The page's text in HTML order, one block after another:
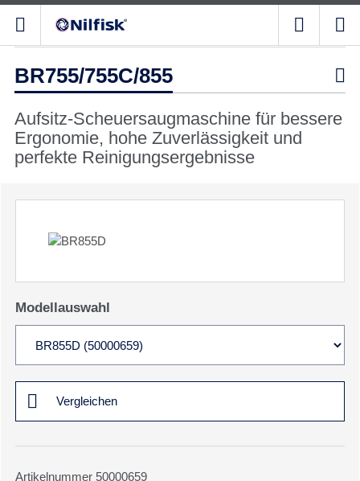
BR755/755C/855 
Aufsitz-Scheuersaugmaschine für bessere
Ergonomie, hohe Zuverlässigkeit und
perfekte Reinigungsergebnisse
Modellauswahl
Vergleichen
Artikelnummer 50000659